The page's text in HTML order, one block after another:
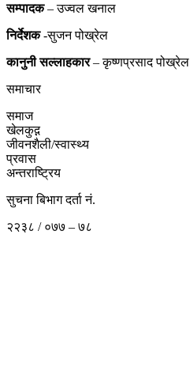
सम्पादक– उज्वल खनाल
निर्देशक-सुजन पोख्रेल
कानुनी सल्लाहकार– कृष्णप्रसाद पोख्रेल
समाचार
समाज
खेलकुद़़
जीवनशैली/स्वास्थ्य
प्रवास
अन्तराष्ट्रिय
सुचना बिभाग दर्ता नं.
२२३८ / ०७७ – ७८